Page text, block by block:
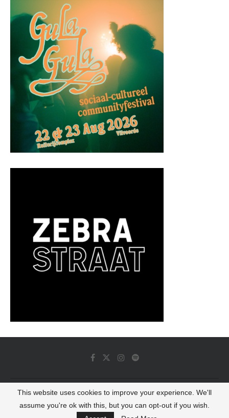
© 2022 - Luminous Dash All Rights Reserved
BACK TO TOP
This website uses cookies to improve your experience. We'll
assume you're ok with this, but you can opt-out if you wish.